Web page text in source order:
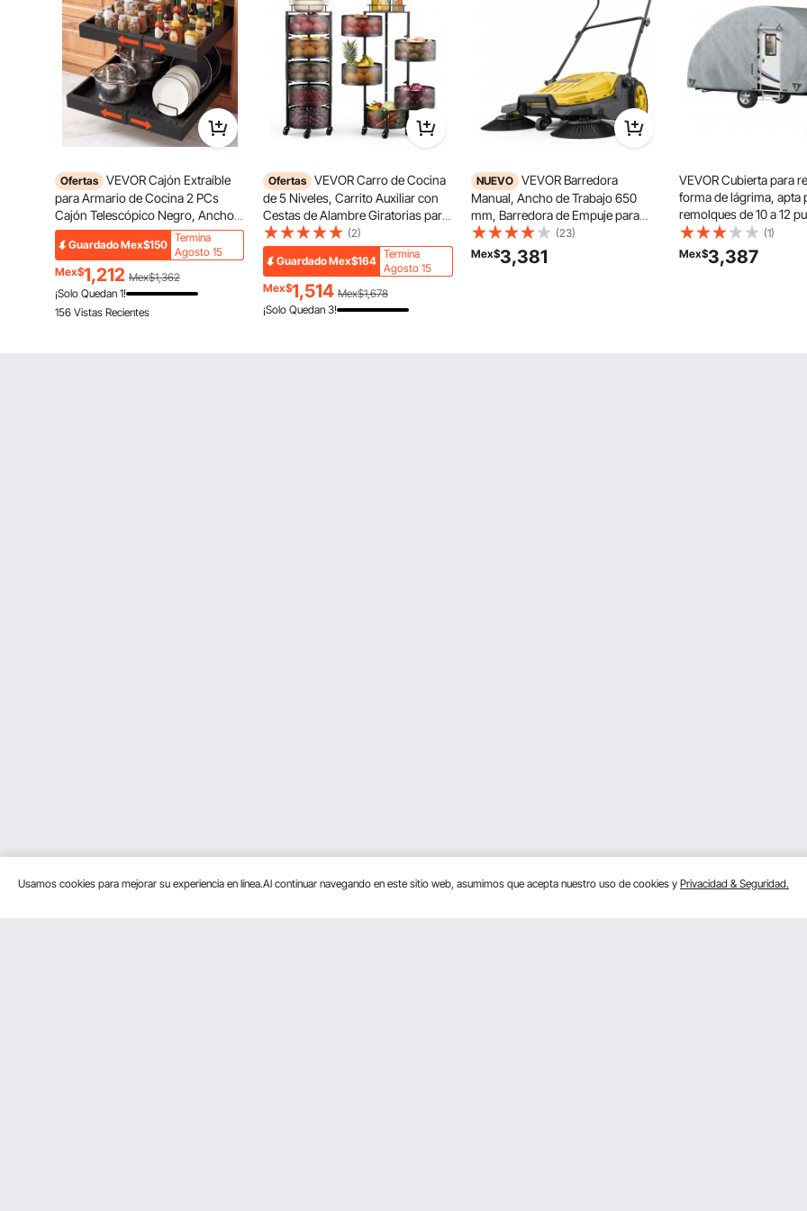
Ofertas VEVOR Cajón Extraíble
para Armario de Cocina 2 PCs
Cajón Telescópico Negro, Ancho
Expandible de 31-48 cm,
Profundidad de 52 cm, Carga 9 kg
por Nivel, Con Tiras Adhesivas
Nano, Para Despensa de Cocina
GuardadoMex$150
Termina
Agosto 15
Mex$1,212 Mex$1,362
¡Solo Quedan 1!
156 Vistas Recientes
Ofertas VEVOR Carro de Cocina
de 5 Niveles, Carrito Auxiliar con
Cestas de Alambre Giratorias para
Frutas y Verduras, Carrito con
Ruedas con Tapa Metálica, para
Cocina, Baño, 340 x 315 x 942
mm, Negro
(2)
GuardadoMex$164
Termina
Agosto 15
Mex$1,514 Mex$1,678
¡Solo Quedan 3!
NUEVO VEVOR Barredora
Manual, Ancho de Trabajo 650
mm, Barredora de Empuje para
Suelo, Contenedor de 18,9 L,
Mango Ergonómico y Ajustable,
Limpieza de Residuos para Jardín
(23)
Mex$3,381
VEVOR Cubierta para
forma de lágrima, apta
remolques de 10 a 12
cubierta para caravana
no tejida mejorada,
remolque de viaje
(1)
Mex$3,387
Usamos cookies para mejorar su experiencia en línea.Al continuar navegando en este sitio web, asumimos que acepta nuestro uso de cookies y Privacidad & Seguridad.